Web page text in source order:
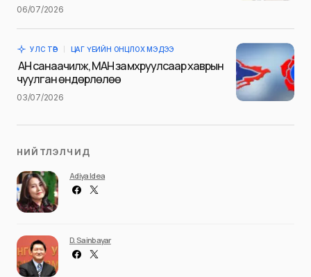
time I comment.
Илгээх
06/07/2026
УЛС ТӨР ЦАГ ҮЕИЙН ОНЦЛОХ МЭДЭЭ
АН санаачилж, МАН замхруулсаар хаврын
чуулган өндөрлөлөө
03/07/2026
НИЙТЛЭЛЧИД
Adiya Idea
D. Sainbayar